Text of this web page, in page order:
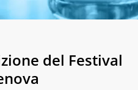
del Festival